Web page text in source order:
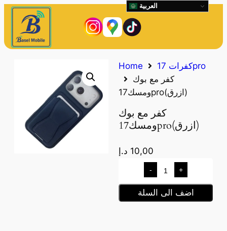
Home
كفرات 17pro
كفر مع بوك
ومسك17pro(ازرق)
كفر مع بوك
ومسك17pro(ازرق)
10,00 د.إ
- +
اضف الى السلة
العربية